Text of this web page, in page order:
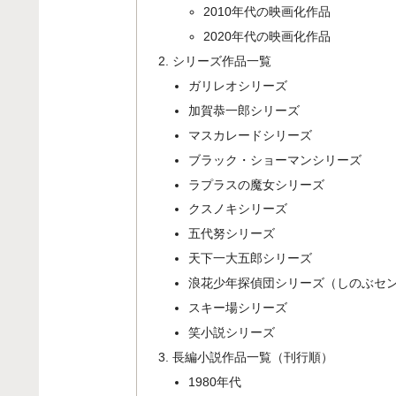
2010年代の映画化作品
2020年代の映画化作品
シリーズ作品一覧
ガリレオシリーズ
加賀恭一郎シリーズ
マスカレードシリーズ
ブラック・ショーマンシリーズ
ラプラスの魔女シリーズ
クスノキシリーズ
五代努シリーズ
天下一大五郎シリーズ
浪花少年探偵団シリーズ（しのぶセ
スキー場シリーズ
笑小説シリーズ
長編小説作品一覧（刊行順）
1980年代